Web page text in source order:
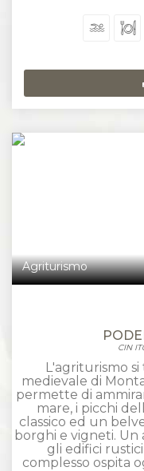
Agriturismo
CIN
L'agriturismo
medievale di
permette di
mare, i picchi
classico ed un
borghi e vigneti.
gli edifici
complesso ospita